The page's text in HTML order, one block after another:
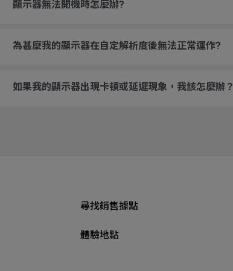
顯示器無法開機時怎麼辦?
為甚麼我的顯示器在自定解析度後無法正常運作?
如果我的顯示器出現卡頓或延遲現象，我該怎麼辦？
尋找銷售據點
體驗地點